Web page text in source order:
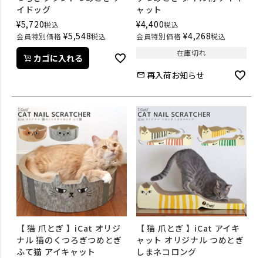
イドッグ
¥5,720税込
会員特別価格 ¥5,548税込
カゴに入れる
ャット
¥4,400税込
会員特別価格 ¥4,268税込
在庫切れ
再入荷お知らせ
【 猫 爪とぎ 】iCat オリジ
ナル 猫のくつろぎつめとぎ
ふて猫 アイキャット
【 猫 爪とぎ 】iCat アイキ
ャット オリジナル つめとぎ
しまネコロング